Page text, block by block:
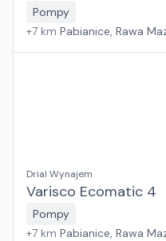
Pompy
+7 km Pabianice, Rawa
Drial Wynajem
Varisco Ecomatic 4
Pompy
+7 km Pabianice, Rawa